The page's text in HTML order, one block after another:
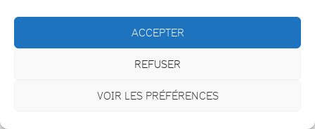
ACCEPTER
REFUSER
VOIR LES PRÉFÉRENCES